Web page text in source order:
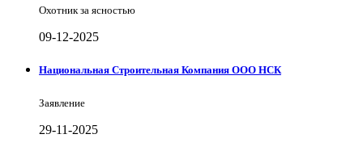
Охотник за ясностью
09-12-2025
Национальная Строительная Компания ООО НСК
Заявление
29-11-2025